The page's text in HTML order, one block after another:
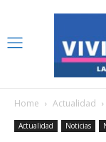
Home Actualidad
Actualidad Noticias